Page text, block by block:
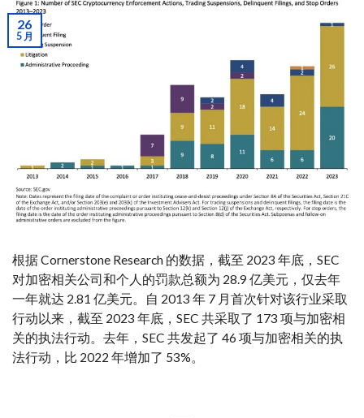
26
5 月
根据 Cornerstone Research 的数据，截至 2023 年底，SEC
对加密相关公司和个人的罚款总额为 28.9 亿美元，仅去年
一年就达 2.81 亿美元。自 2013 年 7 月首次针对该行业采取
行动以来，截至 2023 年底，SEC 共采取了 173 项与加密相
关的执法行动。去年，SEC 共发起了 46 项与加密相关的执
法行动，比 2022 年增加了 53%。